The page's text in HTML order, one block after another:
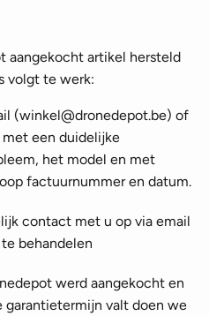
aangekocht artikel hersteld
volgt te werk:
(winkel@dronedepot.be) of
een duidelijke
het model en met
factuurnummer en datum.
contact met u op via email
behandelen
werd aangekocht en
valt doen we